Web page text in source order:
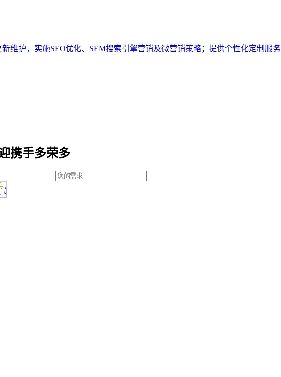
维护，实施SEO优化、SEM搜索引擎营销及微营销策略；提供个性化定制服务
携手多荣多